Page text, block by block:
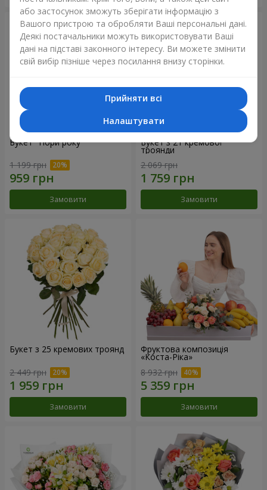
Букет "Пори року"
1 199 грн
Замовити
Букет з 21 кремової
троянди
2 069 грн
Замовити
Букет з 25 кремових троянд
2 449 грн
Замовити
Фруктова композиція
«Коста-Ріка»
8 932 грн
Замовити
або застосунок зможуть зберігати інформацію з
Вашого пристрою та обробляти Ваші персональні дані.
Деякі постачальники можуть використовувати Ваші
дані на підставі законного інтересу. Ви можете змінити
свій вибір пізніше через посилання внизу сторінки.
Прийняти всі
Налаштувати